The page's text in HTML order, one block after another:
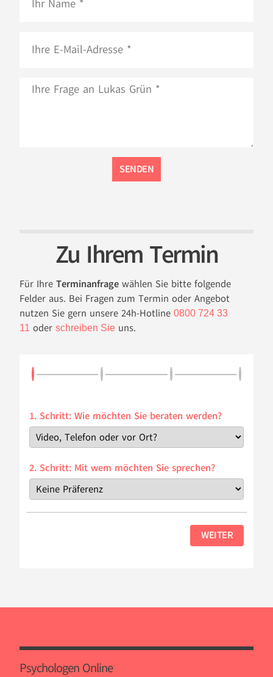
SENDEN
Zu Ihrem Termin
Für Ihre Terminanfrage wählen Sie bitte folgende
Felder aus. Bei Fragen zum Termin oder Angebot
nutzen Sie gern unsere 24h-Hotline 0800 724 33
11 oder schreiben Sie uns.
1. Schritt: Wie möchten Sie beraten werden?
2. Schritt: Mit wem möchten Sie sprechen?
WEITER
Psychologen Online